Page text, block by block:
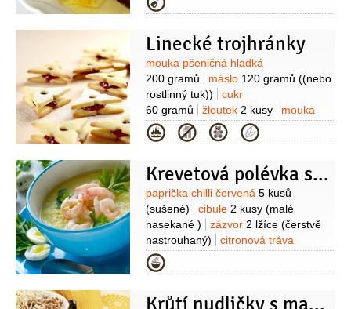
omáčka
zázvor koriandr fenykl
Linecké trojhránky
Suroviny
mouka pšeničná hladká
200 gramů
máslo 120 gramů ((nebo
rostlinný tuk))
cukr
60 gramů
žloutek 2 kusy
mouka
pšeničná hladká
(na vál)
marmeláda100 gramů
nastrouhaný)
Kategorie
Krevetová polévka se zázvorem
Suroviny
paprička chilli červená 5 kusů
(sušené)
cibule 2 kusy (malé
nasekané )
zázvor 2 lžíce (čerstvě
nastrouhaný)
citronová tráva
1 lžíce
pasta)
šafrán1 lžička (mletý)
olej
syrové)
kokosové mléko500 mililitrů
Kategorie
Krůtí nudličky s mangem